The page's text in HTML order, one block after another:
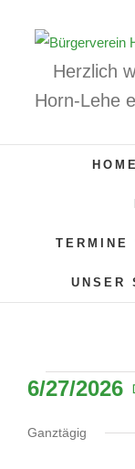
Herzlich
Horn-Lehe
HOME
TERMINE
UNSER
6/27/2026
wählen.
Ganztägig